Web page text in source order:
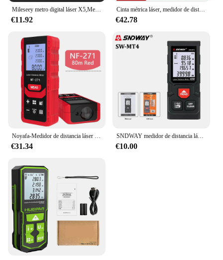
€11.92
Cinta métrica láser, medidor de distancia, telémetro láser con rollo de cordón, Ruleta de construcción, herramienta de medición profesional
€42.78
Noyafa-Medidor de distancia láser NF-271-80M, ruleta electrónica, medidor digital, telémetro láser, dispositivo de cinta métrica, herramienta
€31.34
SNDWAY medidor de distancia láser 40m 70m 100m telémetro láser Metro Trena cinta métrica láser regla herramienta de ruleta
€10.00